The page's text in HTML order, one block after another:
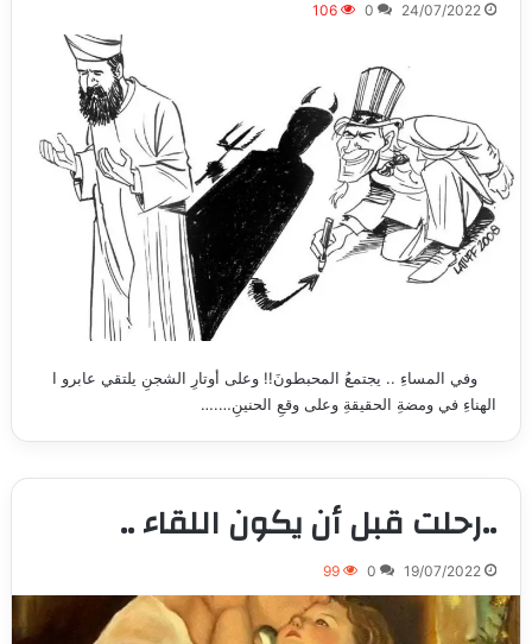
24/07/2022
0
106
وفي المساءِ .. يجتمعُ المحبطونَ!! وعلى أوتارِ الشجنِ يلتقي عابرو ا
الهناءِ في ومضةِ الحقيقةِ وعلى وقعِ الحنينِ….…
..رحلت قبل أن يكون اللقاء ..
19/07/2022
0
99